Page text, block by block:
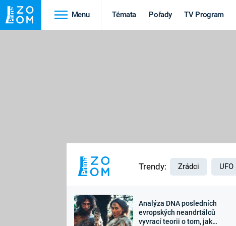
Menu Témata Pořady TV Program
Výročí
Trendy: Zrádci UFO
Analýza DNA posledních
evropských neandrtálců
vyvrací teorii o tom, jak